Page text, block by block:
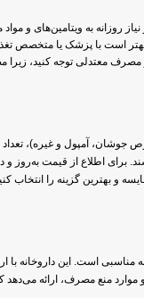
روزانه به ویتامین‌های
بهتر است با پزشک یا
مصرف معتدلی توجه کنید،
جوشان، آمپول و غیره)،
برای اطلاع از قیمت به‌روز و
و بهترین گزینه را انتخاب
مناسبی است. این داروخانه با
منع مصرف، ارائه می‌دهد